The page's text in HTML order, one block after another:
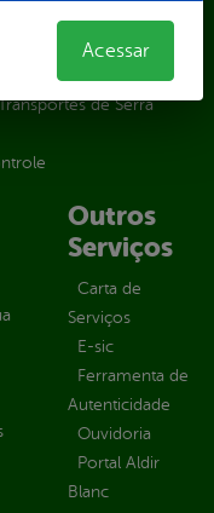
Institucionais – SEMRI
– SEMUSP
de Serra
Outros
Serviços
Carta de
Serviços
E-sic
Ferramenta de
Autenticidade
Ouvidoria
Portal Aldir
Blanc
Acessar